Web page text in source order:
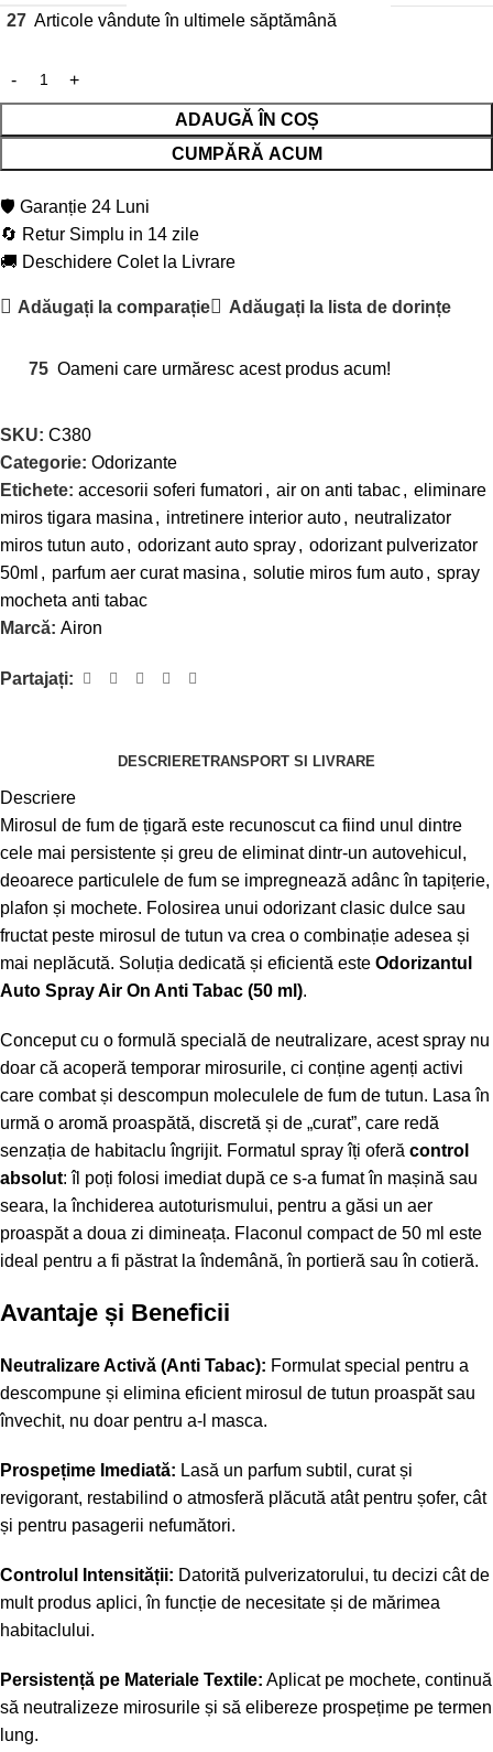
27 Articole vândute în ultimele săptămână
ADAUGĂ ÎN COȘ
CUMPĂRĂ ACUM
🛡️ Garanție 24 Luni
🔄 Retur Simplu in 14 zile
🚚 Deschidere Colet la Livrare
Adăugați la comparație Adăugați la lista de dorințe
75 Oameni care urmăresc acest produs acum!
SKU: C380
Categorie: Odorizante
Etichete: accesorii soferi fumatori , air on anti tabac, eliminare
miros tigara masina , intretinere interior auto, neutralizator
miros tutun auto, odorizant auto spray, odorizant pulverizator
50ml , parfum aer curat masina , solutie miros fum auto, spray
mocheta anti tabac
Marcă: Airon
Partajați:
DESCRIERETRANSPORT SI LIVRARE
Descriere
Mirosul de fum de țigară este recunoscut ca fiind unul dintre
cele mai persistente și greu de eliminat dintr-un autovehicul,
deoarece particulele de fum se impregnează adânc în tapițerie,
plafon și mochete. Folosirea unui odorizant clasic dulce sau
fructat peste mirosul de tutun va crea o combinație adesea și
mai neplăcută. Soluția dedicată și eficientă este Odorizantul
Auto Spray Air On Anti Tabac (50 ml).
Conceput cu o formulă specială de neutralizare, acest spray nu
doar că acoperă temporar mirosurile, ci conține agenți activi
care combat și descompun moleculele de fum de tutun. Lasa în
urmă o aromă proaspătă, discretă și de „curat”, care redă
senzația de habitaclu îngrijit. Formatul spray îți oferă control
absolut: îl poți folosi imediat după ce s-a fumat în mașină sau
seara, la închiderea autoturismului, pentru a găsi un aer
proaspăt a doua zi dimineața. Flaconul compact de 50 ml este
ideal pentru a fi păstrat la îndemână, în portieră sau în cotieră.
Avantaje și Beneficii
Neutralizare Activă (Anti Tabac): Formulat special pentru a
descompune și elimina eficient mirosul de tutun proaspăt sau
învechit, nu doar pentru a-l masca.
Prospețime Imediată: Lasă un parfum subtil, curat și
revigorant, restabilind o atmosferă plăcută atât pentru șofer, cât
și pentru pasagerii nefumători.
Controlul Intensității: Datorită pulverizatorului, tu decizi cât de
mult produs aplici, în funcție de necesitate și de mărimea
habitaclului.
Persistență pe Materiale Textile: Aplicat pe mochete, continuă
să neutralizeze mirosurile și să elibereze prospețime pe termen
lung.